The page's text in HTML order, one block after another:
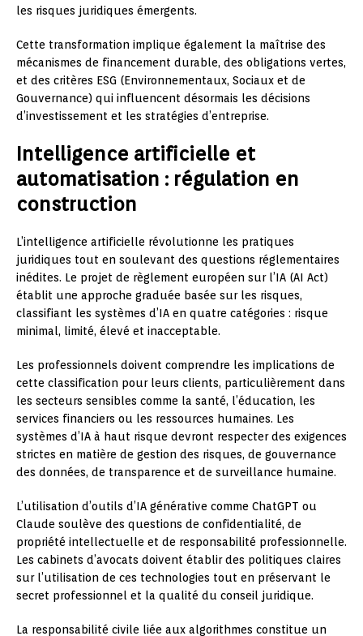
les risques juridiques émergents.
Cette transformation implique également la maîtrise des
mécanismes de financement durable, des obligations vertes,
et des critères ESG (Environnementaux, Sociaux et de
Gouvernance) qui influencent désormais les décisions
d’investissement et les stratégies d’entreprise.
Intelligence artificielle et
automatisation : régulation en
construction
L’intelligence artificielle révolutionne les pratiques
juridiques tout en soulevant des questions réglementaires
inédites. Le projet de règlement européen sur l’IA (AI Act)
établit une approche graduée basée sur les risques,
classifiant les systèmes d’IA en quatre catégories : risque
minimal, limité, élevé et inacceptable.
Les professionnels doivent comprendre les implications de
cette classification pour leurs clients, particulièrement dans
les secteurs sensibles comme la santé, l’éducation, les
services financiers ou les ressources humaines. Les
systèmes d’IA à haut risque devront respecter des exigences
strictes en matière de gestion des risques, de gouvernance
des données, de transparence et de surveillance humaine.
L’utilisation d’outils d’IA générative comme ChatGPT ou
Claude soulève des questions de confidentialité, de
propriété intellectuelle et de responsabilité professionnelle.
Les cabinets d’avocats doivent établir des politiques claires
sur l’utilisation de ces technologies tout en préservant le
secret professionnel et la qualité du conseil juridique.
La responsabilité civile liée aux algorithmes constitue un